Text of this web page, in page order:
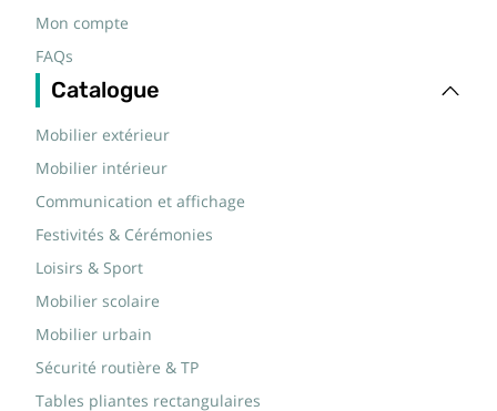
Mon compte
FAQs
Catalogue
Mobilier extérieur
Mobilier intérieur
Communication et affichage
Festivités & Cérémonies
Loisirs & Sport
Mobilier scolaire
Mobilier urbain
Sécurité routière & TP
Tables pliantes rectangulaires